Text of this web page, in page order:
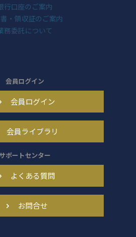
行口座のご案内
・領収証のご案内
務委託について
会員ログイン
会員ログイン
会員ライブラリ
ポートセンター
よくある質問
お問合せ